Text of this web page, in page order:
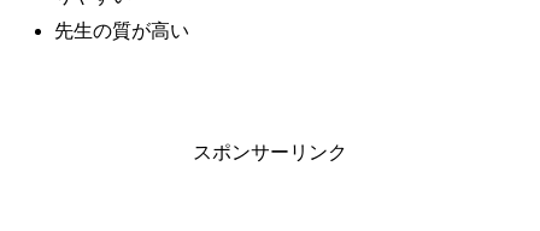
先生の質が高い
スポンサーリンク